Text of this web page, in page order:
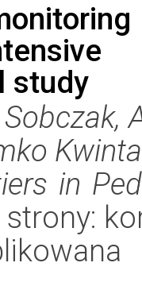
study
Kwinta
in
strony: